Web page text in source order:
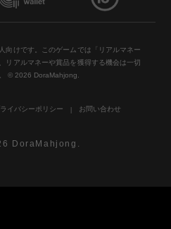
向けです。このゲームでは「リアルマネー
リアルマネーや賞品を獲得する機会は一切
© 2026 DoraMahjong.
イバシーポリシー お問い合わせ
DoraMahjong.